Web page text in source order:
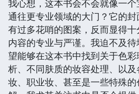
我心想，这本书会不会就像一
通往更专业领域的大门？它的
有过多花哨的图案，反而显得
内容的专业与严谨。我迫不及
望能够在这本书中找到关于色
析、不同肤质的妆容处理、以
妆、职业妆、甚至是一些特殊